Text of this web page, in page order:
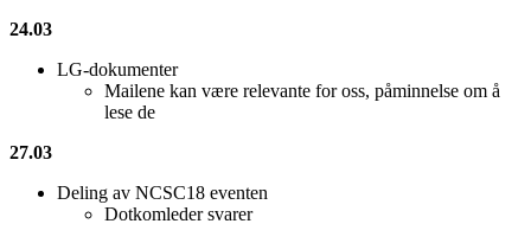
24.03
LG-dokumenter
Mailene kan være relevante for oss, påminnelse om å
lese de
27.03
Deling av NCSC18 eventen
Dotkomleder svarer